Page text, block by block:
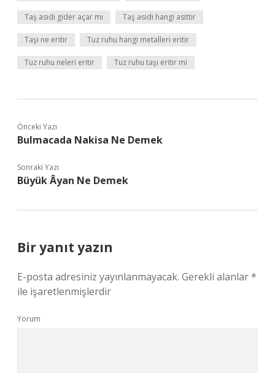
Taş asidi gider açar mı Taş asidi hangi asittir
Taşı ne eritir Tuz ruhu hangi metalleri eritir
Tuz ruhu neleri eritir Tuz ruhu taşı eritir mi
Önceki Yazı
Bulmacada Nakisa Ne Demek
Sonraki Yazı
Büyük Âyan Ne Demek
Bir yanıt yazın
E-posta adresiniz yayınlanmayacak. Gerekli alanlar*
ile işaretlenmişlerdir
Yorum